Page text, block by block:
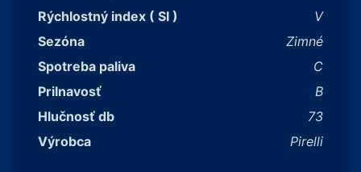
Rýchlostný index ( SI )
V
Sezóna
Zimné
Spotreba paliva
C
Prilnavosť
B
Hlučnosť db
73
Výrobca
Pirelli